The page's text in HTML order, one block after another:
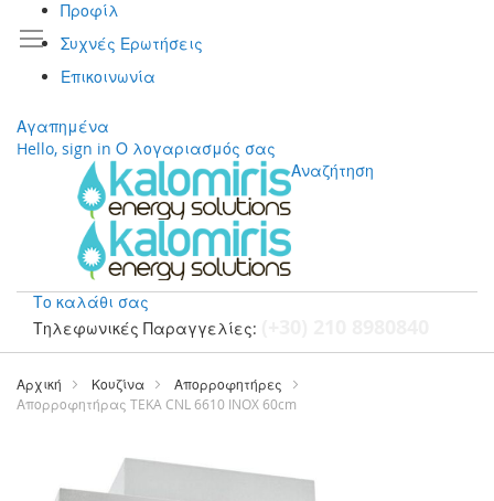
Προφίλ
Συχνές Ερωτήσεις
Επικοινωνία
Αγαπημένα
Hello, sign in Ο λογαριασμός σας
Αναζήτηση
Το καλάθι σας
Τηλεφωνικές Παραγγελίες:
Μετάβαση
περιεχόμενο
Αρχική Κουζίνα
Απορροφητήρες
Απορροφητήρας TEKA CNL 6610 INOX 60cm
τέλος